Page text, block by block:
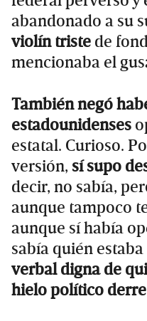
abandonado a su
violín triste de
mencionaba el
También negó
estadounidenses
estatal. Curioso.
versión, sí supo
decir, no sabía,
aunque tampoco
aunque sí había
sabía quién estaba
verbal digna de
hielo político